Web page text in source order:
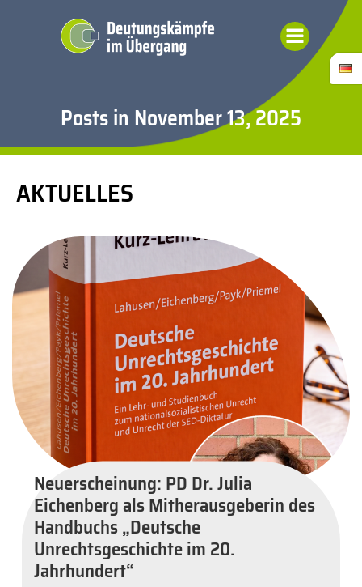
Inhalt
springen
Posts in November 13, 2025
AKTUELLES
Neuerscheinung: PD Dr. Julia
Eichenberg als Mitherausgeberin des
Handbuchs „Deutsche
Unrechtsgeschichte im 20.
Jahrhundert“